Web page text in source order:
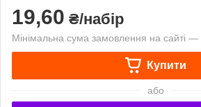
19,60 ₴/набір
Мінімальна сума замовлення на сайті
Купити
або